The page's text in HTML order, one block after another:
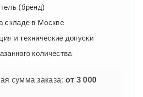
(бренд)
складе в Москве
и технические допуски
количества
сумма заказа: от 3 000